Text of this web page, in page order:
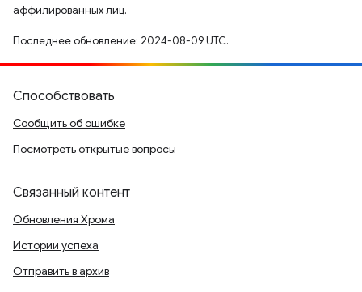
аффилированных лиц.
Последнее обновление: 2024-08-09 UTC.
Способствовать
Сообщить об ошибке
Посмотреть открытые вопросы
Связанный контент
Обновления Хрома
Истории успеха
Отправить в архив